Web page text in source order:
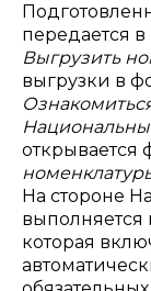
передается
Выгрузить
выгрузки в
открывается
На стороне
выполняется
которая